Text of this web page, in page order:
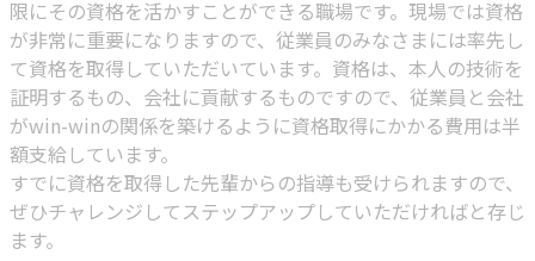
限にその資格を活かすことができる職場です。現場では資格
が非常に重要になりますので、従業員のみなさまには率先し
て資格を取得していただいています。資格は、本人の技術を
証明するもの、会社に貢献するものですので、従業員と会社
がwin-winの関係を築けるように資格取得にかかる費用は半
額支給しています。
すでに資格を取得した先輩からの指導も受けられますので、
ぜひチャレンジしてステップアップしていただければと存じ
ます。